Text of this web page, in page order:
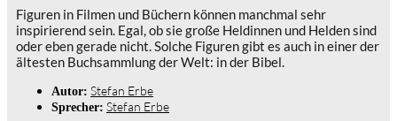
Figuren in Filmen und Büchern können manchmal sehr
inspirierend sein. Egal, ob sie große Heldinnen und Helden sind
oder eben gerade nicht. Solche Figuren gibt es auch in einer der
ältesten Buchsammlung der Welt: in der Bibel.
Autor: Stefan Erbe
Sprecher: Stefan Erbe